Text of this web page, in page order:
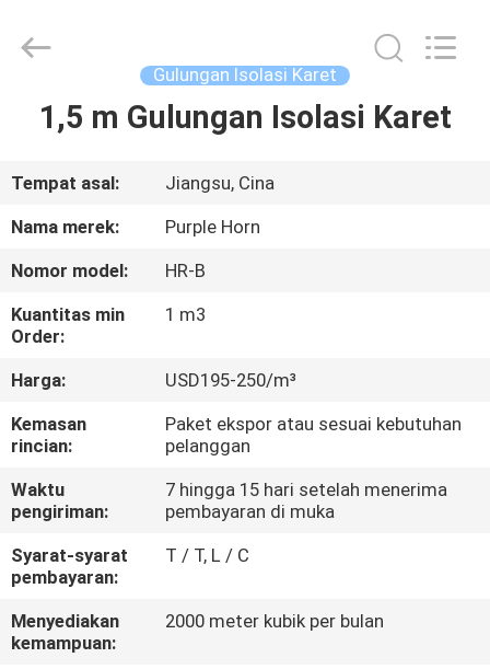
RUMAH
PRODUK
TENTANG
TUR
PABRIK
KUALITAS
HUBUNGI
KAMI
Commerce
Gulungan Isolasi Karet
1,5 m Gulungan Isolasi Karet
Tempat asal:
Jiangsu, Cina
Nama merek:
Purple Horn
Nomor model:
HR-B
Kuantitas min
Order:
1 m3
Harga:
USD195-250/m³
Kemasan
rincian:
Paket ekspor atau sesuai kebutuhan
pelanggan
Waktu
pengiriman:
7 hingga 15 hari setelah menerima
pembayaran di muka
Syarat-syarat
pembayaran:
T / T, L / C
Menyediakan
kemampuan:
2000 meter kubik per bulan